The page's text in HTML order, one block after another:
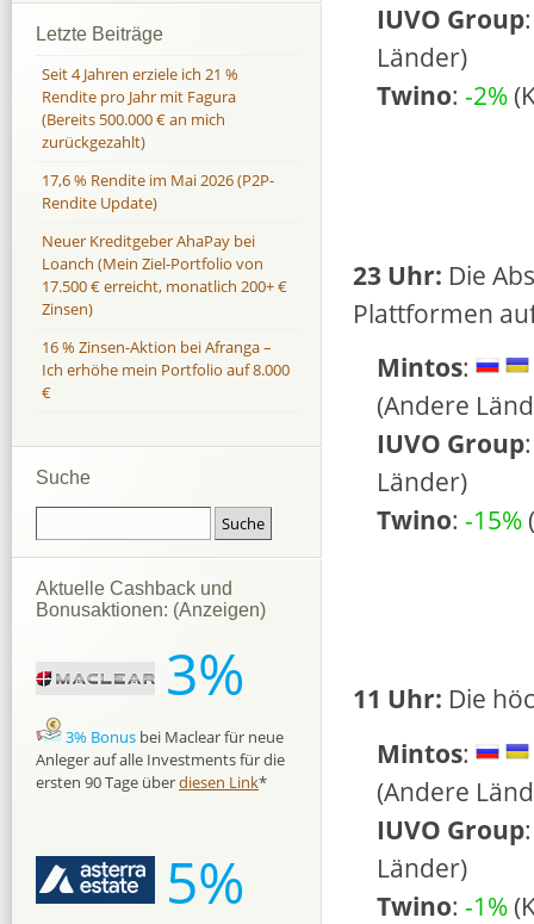
IUVO Group
Länder)
Twino: -2%
23 Uhr: Die
Plattformen
Mintos:
(Andere
IUVO Group
Länder)
Twino: -15%
11 Uhr: Die
Mintos:
(Andere
IUVO Group
Länder)
Twino: -1%
Letzte Beiträge
Seit 4 Jahren erziele ich 21 %
Rendite pro Jahr mit Fagura
(Bereits 500.000 € an mich
zurückgezahlt)
17,6 % Rendite im Mai 2026 (P2P-
Rendite Update)
Neuer Kreditgeber AhaPay bei
Loanch (Mein Ziel-Portfolio von
17.500 € erreicht, monatlich 200+ €
Zinsen)
16 % Zinsen-Aktion bei Afranga –
Ich erhöhe mein Portfolio auf 8.000
€
Suche
Aktuelle Cashback und
Bonusaktionen: (Anzeigen)
3%
3% Bonus bei Maclear für neue
Anleger auf alle Investments für die
ersten 90 Tage überdiesen Link*
5%